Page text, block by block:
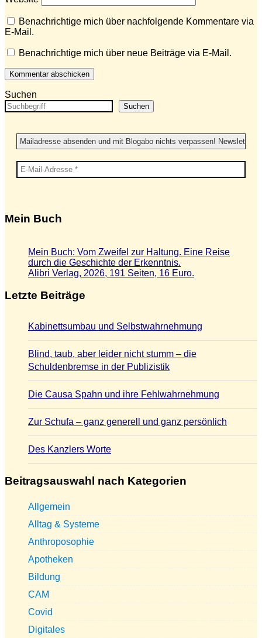
Benachrichtige mich über nachfolgende Kommentare via
E-Mail.
Benachrichtige mich über neue Beiträge via E-Mail.
Suchen
Suchen
Mein Buch
Mein Buch: Vom Zweifel zur Haltung. Eine Reise
durch die Geschichte der Erkenntnis.
Alibri Verlag, 2026, 191 Seiten, 16 Euro.
Letzte Beiträge
Kabinettsumbau und Selbstwahrnehmung
Blind, taub, aber leider nicht stumm – die
Schuldenbremse in der Publizistik
Die Causa Spahn und ihre Fehlwahrnehmung
Zur Schufa – ganz generell und ganz persönlich
Des Kanzlers Worte
Beitragsauswahl nach Kategorien
Allgemein
Alltag & Systeme
Anthroposophie
Apotheken
Bildung
CAM
Covid
Digitales